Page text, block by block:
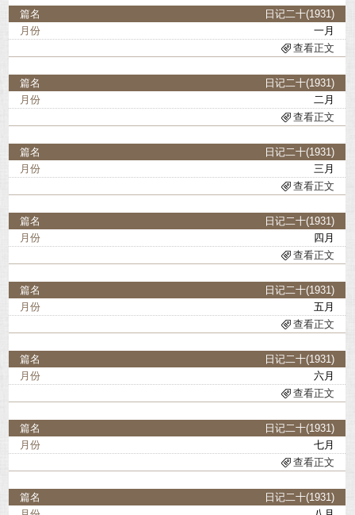
日记二十(1931)
一月
查看正文
日记二十(1931)
二月
查看正文
日记二十(1931)
三月
查看正文
日记二十(1931)
四月
查看正文
日记二十(1931)
五月
查看正文
日记二十(1931)
六月
查看正文
日记二十(1931)
七月
查看正文
日记二十(1931)